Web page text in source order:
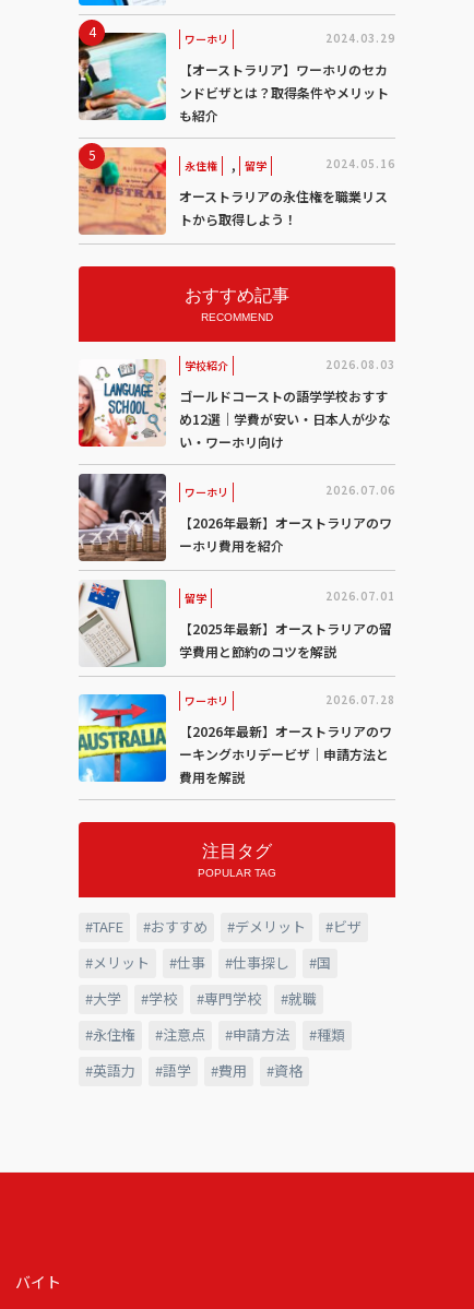
ワーホリ 2024.03.29
【オーストラリア】ワーホリのセカ
ンドビザとは？取得条件やメリット
も紹介
永住権 , 留学 2024.05.16
オーストラリアの永住権を職業リス
トから取得しよう！
おすすめ記事
RECOMMEND
学校紹介 2026.08.03
ゴールドコーストの語学学校おすす
め12選｜学費が安い・日本人が少な
い・ワーホリ向け
ワーホリ 2026.07.06
【2026年最新】オーストラリアのワ
ーホリ費用を紹介
留学 2026.07.01
【2025年最新】オーストラリアの留
学費用と節約のコツを解説
ワーホリ 2026.07.28
【2026年最新】オーストラリアのワ
ーキングホリデービザ｜申請方法と
費用を解説
注目タグ
POPULAR TAG
TAFE おすすめ デメリット
ビザ
メリット
仕事 仕事探し
国
大学
学校 専門学校
就職
永住権
注意点 申請方法
種類
英語力
語学 費用 資格
バイト